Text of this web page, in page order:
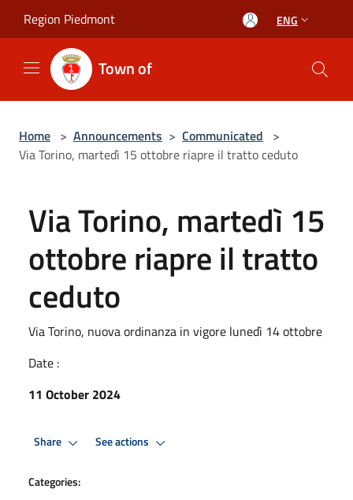
Region Piedmont ENG
Town of
Home > Announcements > Communicated >
Via Torino, martedì 15 ottobre riapre il tratto ceduto
Via Torino, martedì 15
ottobre riapre il tratto
ceduto
Via Torino, nuova ordinanza in vigore lunedì 14 ottobre
Date :
11 October 2024
Share See actions
Categories: